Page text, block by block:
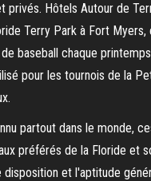
privés. Hôtels Autour de
Terry Park à Fort Myers,
baseball chaque
pour les tournois de la
partout dans le monde,
préférés de la Floride et
disposition et l'aptitude